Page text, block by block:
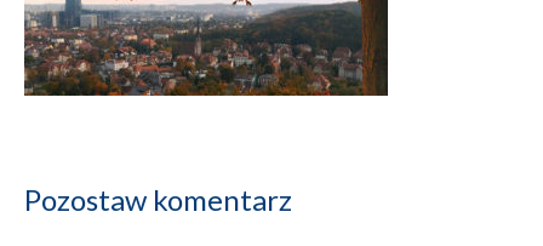
Pozostaw komentarz